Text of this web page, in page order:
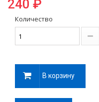
240 ₽
Количество
В корзину